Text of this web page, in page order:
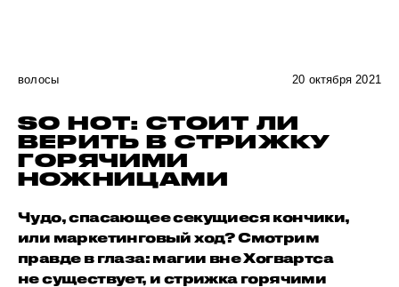
волосы 20 октября 2021
SO HOT: СТОИТ ЛИ
ВЕРИТЬ В СТРИЖКУ
ГОРЯЧИМИ
НОЖНИЦАМИ
Чудо, спасающее секущиеся кончики,
или маркетинговый ход? Смотрим
правде в глаза: магии вне Хогвартса
не существует, и стрижка горячими